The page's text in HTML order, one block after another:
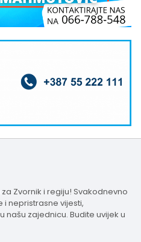
Zvornik i regiju! Svakodnevno
nepristrasne vijesti,
našu zajednicu. Budite uvijek u